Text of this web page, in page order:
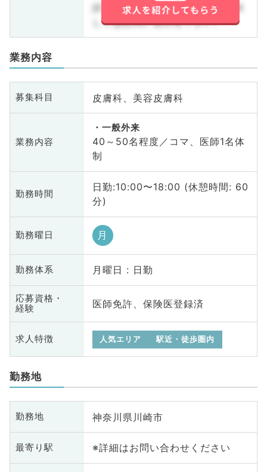
詳しくはお問い合わせ下さい。詳
しくはお問い合わせ下さい。
業務内容
募集科目 皮膚科、美容皮膚科
業務内容
一般外来
40～50名程度／コマ、医師1名体
制
勤務時間
日勤:10:00〜18:00 (休憩時間: 60
分)
勤務曜日 月
勤務体系 月曜日 : 日勤
応募資格・
経験
医師免許、保険医登録済
求人特徴 人気エリア 駅近・徒歩圏内
勤務地
勤務地 神奈川県川崎市
最寄り駅 ※詳細はお問い合わせください